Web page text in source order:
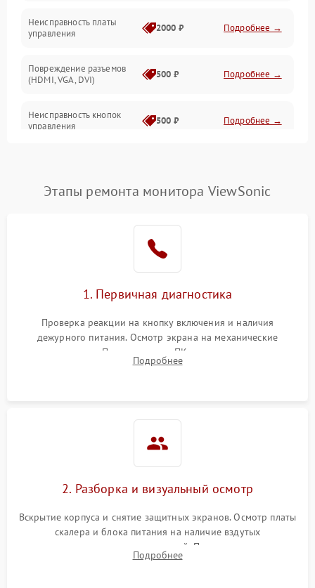
Неисправность платы
управления
2000 ₽ Подробнее →
Повреждение разъемов
(HDMI, VGA, DVI)
500 ₽ Подробнее →
Неисправность кнопок
управления
500 ₽ Подробнее →
Повреждение кабеля
1000 ₽
Поломка системы
автоматического
1000 ₽ Подробнее →
Неисправность системы
1000 ₽
защиты от замыкания
1000 ₽ Подробнее →
1000 ₽
Этапы ремонта монитора ViewSonic
1. Первичная диагностика
Проверка реакции на кнопку включения и наличия
дежурного питания. Осмотр экрана на механические
повреждения. Подключение к ПК для оценки вывода
изображения, работы подсветки и выявления артефактов на
Подробнее
2. Разборка и визуальный осмотр
Вскрытие корпуса и снятие защитных экранов. Осмотр платы
скалера и блока питания на наличие вздутых
конденсаторов, прогаров, окислений. Проверка надежности
контактов и целостности шлейфов матрицы.
Подробнее